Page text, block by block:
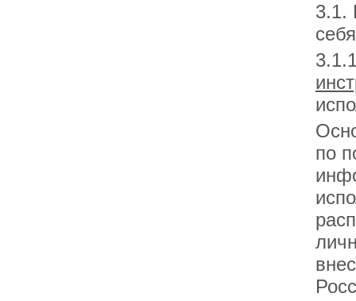
3.1.
по